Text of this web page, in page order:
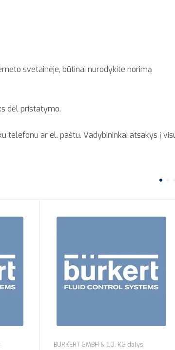
svetainėje, būtinai nurodykite norimą
dėl pristatymo.
telefonu ar el. paštu. Vadybininkai atsakys į
BURKERT GMBH & CO. KG dalys